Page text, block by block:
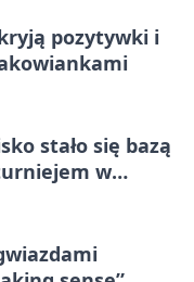
pozytywki i
stało się bazą
w